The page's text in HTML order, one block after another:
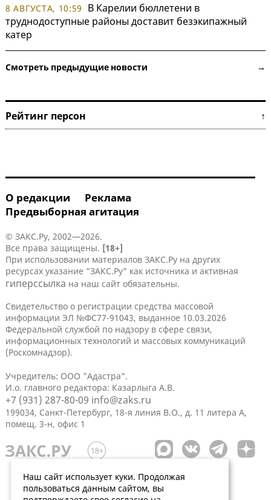
8 АВГУСТА, 10:59
В Карелии бюллетени в
труднодоступные районы доставит безэкипажный
катер
Смотреть предыдущие новости →
Рейтинг персон ↑
О редакции
Реклама
Предвыборная агитация
© ЗАКС.Ру, 2002—2026.
Все права защищены. [18+]
При использовании материалов ЗАКС.Ру на других
ресурсах указание "ЗАКС.Ру" как источника и активная
гиперссылка на наш сайт обязательны.
Свидетельство о регистрации средства массовой
информации ЭЛ №ФС77-91043, выданное 10.03.2026
Федеральной службой по надзору в сфере связи,
информационных технологий и массовых коммуникаций
(Роскомнадзор).
Учредитель: ООО "Адастра".
И.о. главного редактора: Казарлыга А.В.
+7 (931) 287-80-09 info@zaks.ru
199034, Санкт-Петербург, 18-я линия В.О., д. 11 литера А,
помещ. 3-н, офис 1
Наш сайт использует куки. Продолжая
пользоваться данным сайтом, вы